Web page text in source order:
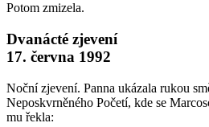
Potom zmizela.
Dvanácté zjevení
17. června 1992
Noční zjevení. Panna ukázala rukou
Neposkvrněného Početí, kde se
mu řekla: